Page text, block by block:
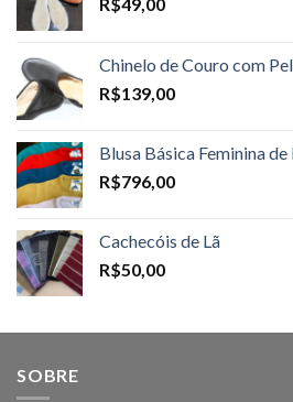
R$49,00
Chinelo de Couro com
R$139,00
Blusa Básica Feminina
R$796,00
Cachecóis de Lã
R$50,00
SOBRE